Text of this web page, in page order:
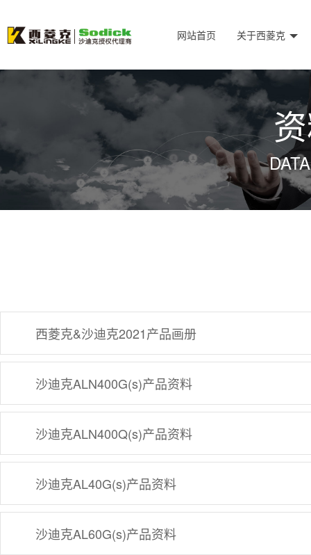
网站首页 关于西菱克
西菱克&沙迪克2021产品画册
沙迪克ALN400G(s)产品资料
沙迪克ALN400Q(s)产品资料
沙迪克AL40G(s)产品资料
沙迪克AL60G(s)产品资料